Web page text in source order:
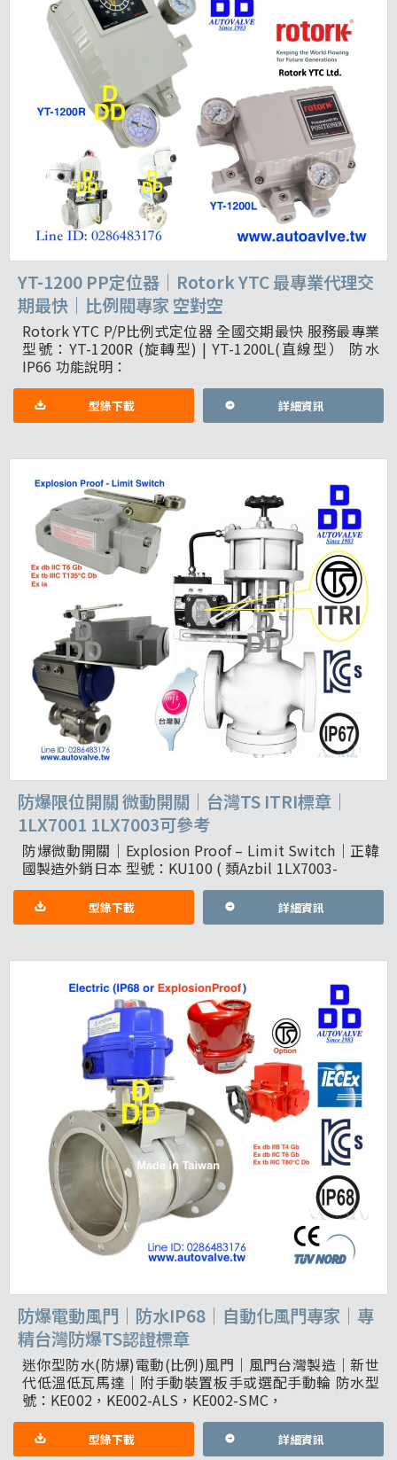
YT-1200 PP定位器｜Rotork YTC 最專業代理交
期最快｜比例閥專家 空對空
Rotork YTC P/P比例式定位器 全國交期最快 服務最專業
型號：YT-1200R (旋轉型) | YT-1200L(直線型） 防水
IP66 功能說明：
型錄下載 詳細資訊
防爆限位開關 微動開關｜台灣TS ITRI標章｜
1LX7001 1LX7003可參考
防爆微動開關｜Explosion Proof – Limit Switch｜正韓
國製造外銷日本 型號：KU100 ( 類Azbil 1LX7003-
型錄下載 詳細資訊
防爆電動風門｜防水IP68｜自動化風門專家｜專
精台灣防爆TS認證標章
迷你型防水(防爆)電動(比例)風門｜風門台灣製造｜新世
代低溫低瓦馬達｜附手動裝置板手或選配手動輪 防水型
號：KE002，KE002-ALS，KE002-SMC，
型錄下載 詳細資訊